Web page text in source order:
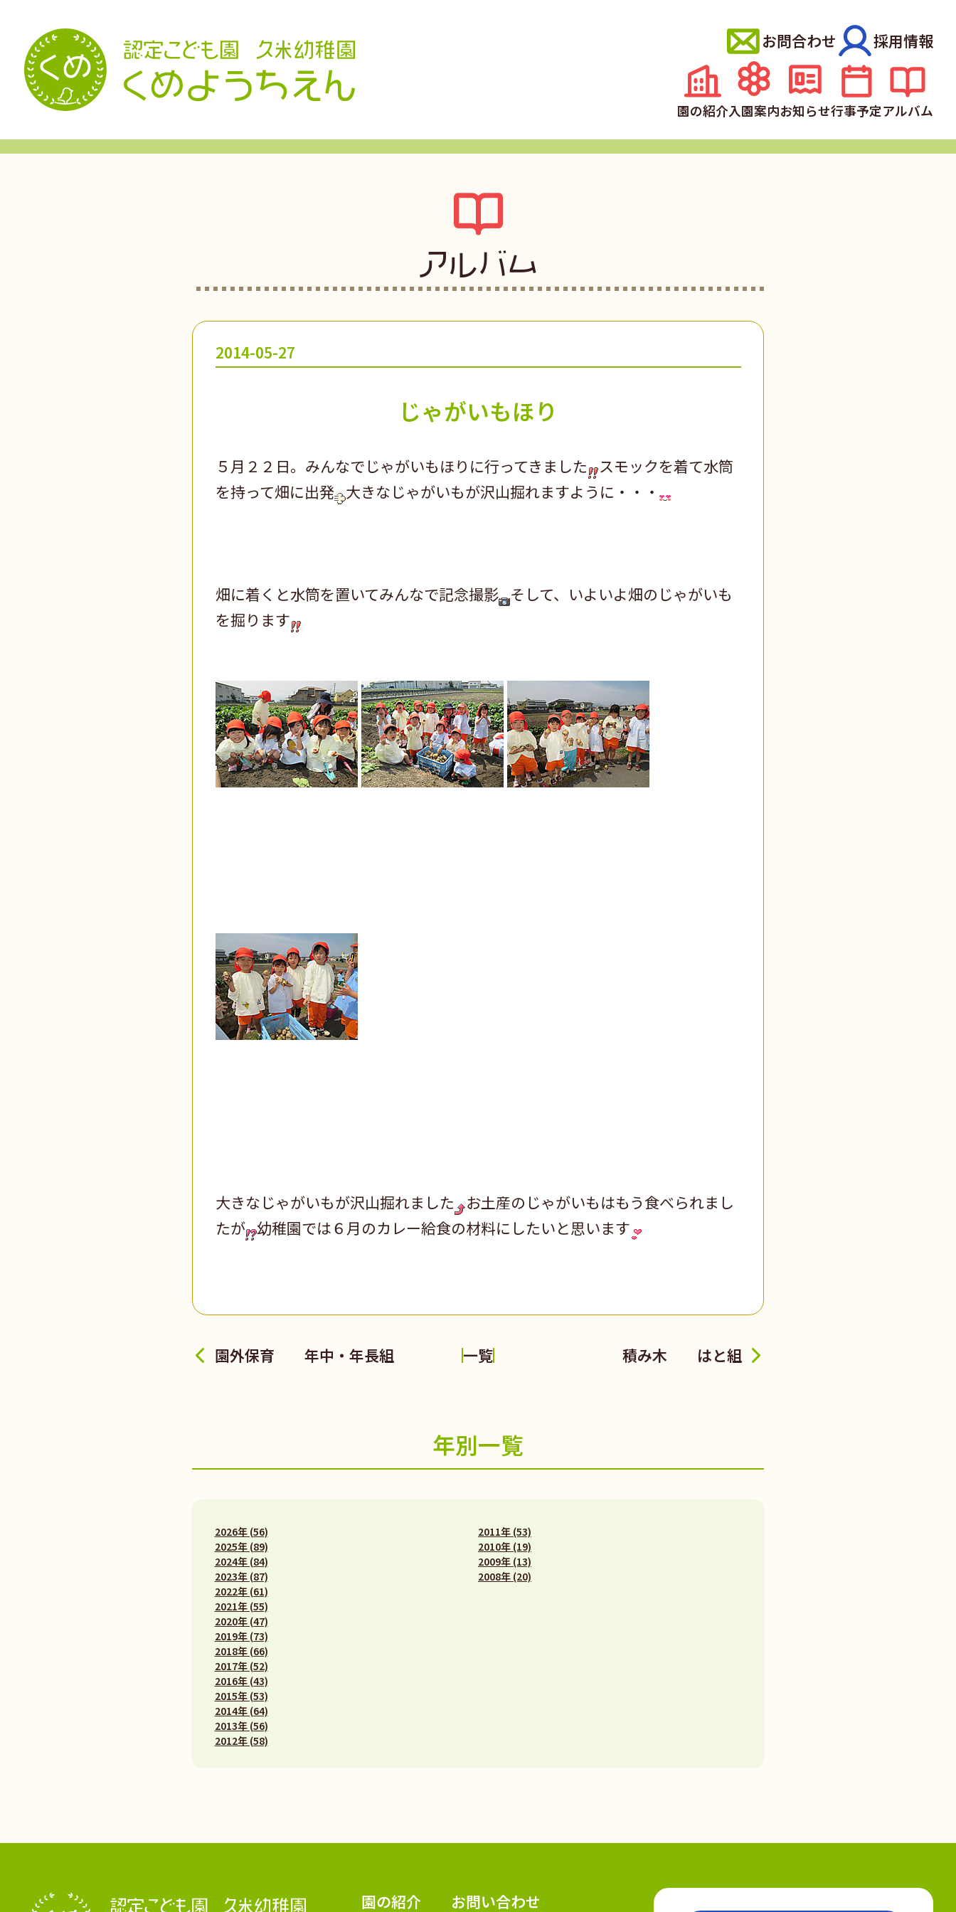
園の紹介入園案内お知らせ行事予定アルバム
お問合わせ 採用情報
アルバム
2014-05-27
じゃがいもほり
５月２２日。みんなでじゃがいもほりに行ってきました
スモックを着て水筒
を持って畑に出発 大きなじゃがいもが沢山掘れますように・・・
畑に着くと水筒を置いてみんなで記念撮影 そして、いよいよ畑のじゃがいも
を掘ります
大きなじゃがいもが沢山掘れました
お土産のじゃがいもはもう食べられまし
たが 幼稚園では６月のカレー給食の材料にしたいと思います
園外保育 年中・年長組 一覧 積み木 はと組
年別一覧
2026年 (56)
2025年 (89)
2024年 (84)
2023年 (87)
2022年 (61)
2021年 (55)
2020年 (47)
2019年 (73)
2018年 (66)
2017年 (52)
2016年 (43)
2015年 (53)
2014年 (64)
2013年 (56)
2012年 (58)
2011年 (53)
2010年 (19)
2009年 (13)
2008年 (20)
認定こども園 学校法人久米幼稚園
園の紹介 お問い合わせ